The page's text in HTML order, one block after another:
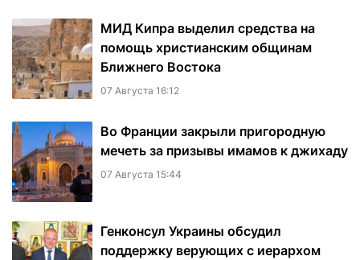
МИД Кипра выделил средства на
помощь христианским общинам
Ближнего Востока
07 Августа 16:12
Во Франции закрыли пригородную
мечеть за призывы имамов к джихаду
07 Августа 15:44
Генконсул Украины обсудил
поддержку верующих с иерархом